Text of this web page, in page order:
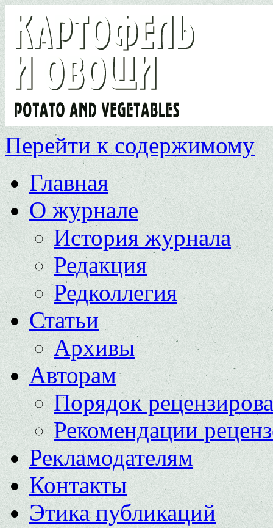
Перейти к содержимому
Главная
О журнале
История журнала
Редакция
Редколлегия
Статьи
Архивы
Авторам
Порядок
Рекомендации
Рекламодателям
Контакты
Этика публикаций